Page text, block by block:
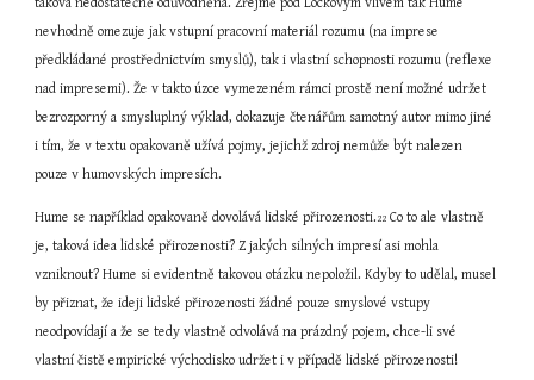
nevhodně omezuje jak vstupní pracovní materiál rozumu (na imprese
předkládané prostřednictvím smyslů), tak i vlastní schopnosti rozumu (reflexe
nad impresemi). Že v takto úzce vymezeném rámci prostě není možné udržet
bezrozporný a smysluplný výklad, dokazuje čtenářům samotný autor mimo jiné
i tím, že v textu opakovaně užívá pojmy, jejichž zdroj nemůže být nalezen
pouze v humovských impresích.
Hume se například opakovaně dovolává lidské přirozenosti.22 Co to ale vlastně
je, taková idea lidské přirozenosti? Z jakých silných impresí asi mohla
vzniknout? Hume si evidentně takovou otázku nepoložil. Kdyby to udělal, musel
by přiznat, že ideji lidské přirozenosti žádné pouze smyslové vstupy
neodpovídají a že se tedy vlastně odvolává na prázdný pojem, chce-li své
vlastní čistě empirické východisko udržet i v případě lidské přirozenosti!